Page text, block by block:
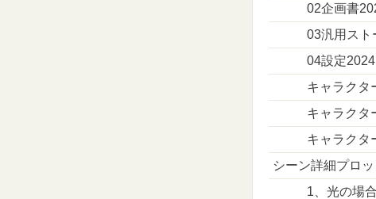
02企画書
03汎用スト
04設定
キャラクタ
キャラクタ
キャラクタ
シーン詳細プロッ
1、光の場合